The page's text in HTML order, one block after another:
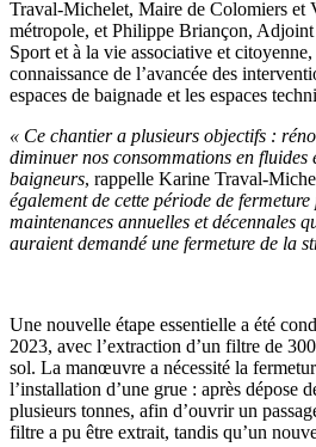
Traval-Michelet, Maire de Colomiers et
métropole, et Philippe Briançon,
Sport et à la vie associative et
connaissance de l’avancée des
espaces de baignade et les espaces
« Ce chantier a plusieurs objectifs :
diminuer nos consommations en fluides
baigneurs, rappelle Karine Traval-
également de cette période de
maintenances annuelles et décennales
auraient demandé une fermeture de la
Une nouvelle étape essentielle a été
2023, avec l’extraction d’un filtre de
sol. La manœuvre a nécessité la
l’installation d’une grue : après dépose
plusieurs tonnes, afin d’ouvrir un
filtre a pu être extrait, tandis qu’un